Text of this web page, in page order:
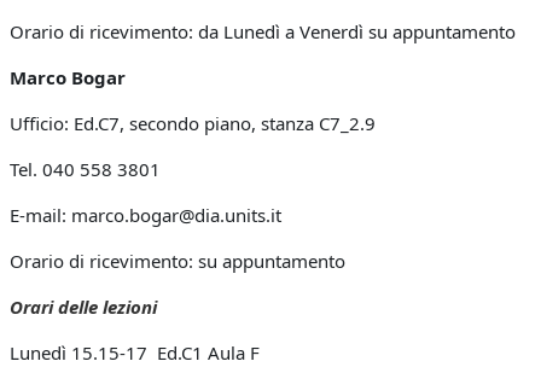
Orario di ricevimento: da Lunedì a Venerdì su appuntamento
Marco Bogar
Ufficio: Ed.C7, secondo piano, stanza C7_2.9
Tel. 040 558 3801
E-mail: marco.bogar@dia.units.it
Orario di ricevimento: su appuntamento
Orari delle lezioni
Lunedì 15.15-17 Ed.C1 Aula F